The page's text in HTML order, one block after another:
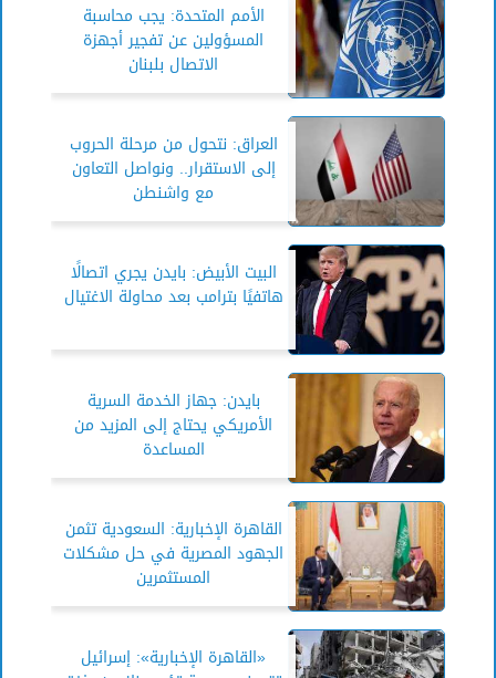
الأمم المتحدة: يجب محاسبة
المسؤولين عن تفجير أجهزة
الاتصال بلبنان
العراق: نتحول من مرحلة الحروب
إلى الاستقرار.. ونواصل التعاون
مع واشنطن
البيت الأبيض: بايدن يجري اتصالًا
هاتفيًا بترامب بعد محاولة الاغتيال
بايدن: جهاز الخدمة السرية
الأمريكي يحتاج إلى المزيد من
المساعدة
القاهرة الإخبارية: السعودية تثمن
الجهود المصرية في حل مشكلات
المستثمرين
«القاهرة الإخبارية»: إسرائيل